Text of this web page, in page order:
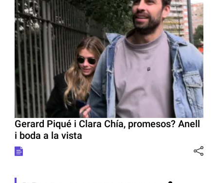
Gerard Piqué i Clara Chía, promesos? Anell
i boda a la vista